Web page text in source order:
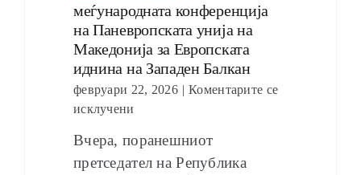
меѓународната конференција
на Паневропската унија на
Македонија за Европската
иднина на Западен Балкан
февруари 22, 2026 | Коментарите се
исклучени
Вчера, поранешниот
претседател на Република